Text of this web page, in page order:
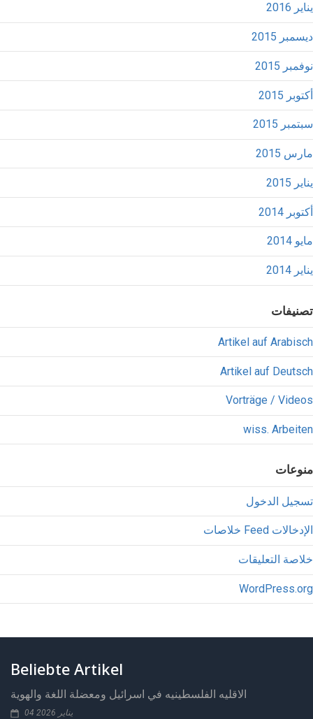
يناير 2016
ديسمبر 2015
نوفمبر 2015
أكتوبر 2015
سبتمبر 2015
مارس 2015
يناير 2015
أكتوبر 2014
مايو 2014
يناير 2014
تصنيفات
Artikel auf Arabisch
Artikel auf Deutsch
Vorträge / Videos
wiss. Arbeiten
منوعات
تسجيل الدخول
خلاصات Feed الإدخالات
خلاصة التعليقات
WordPress.org
Beliebte Artikel
الاقليه الفلسطينيه في اسرائيل ومعضلة اللغة والهوية
04 يناير 2026